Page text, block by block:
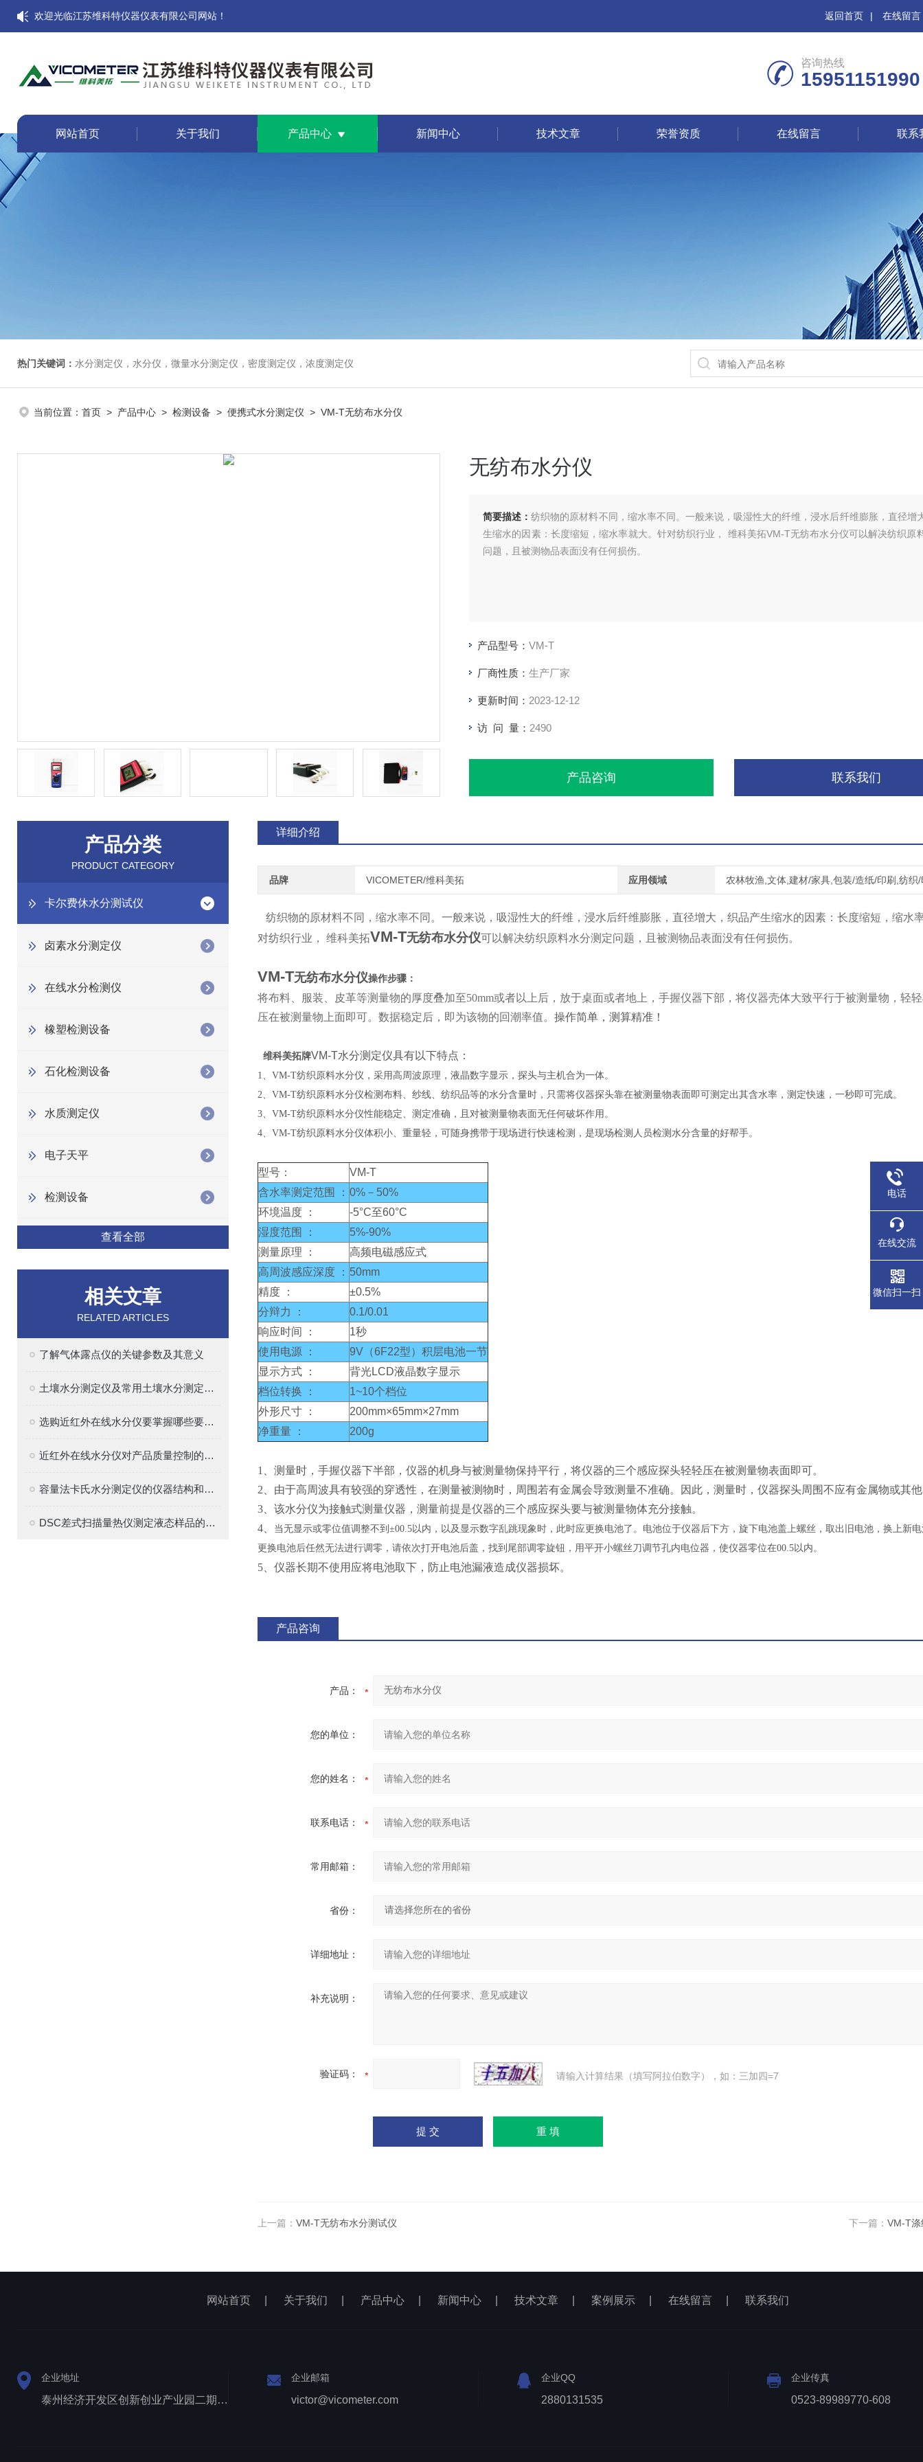
欢迎光临江苏维科特仪器仪表有限公司网站！ 返回首页 | 在线留言
咨询热线
15951151990
网站首页 关于我们 产品中心 新闻中心 技术文章 荣誉资质 在线留言 联系
热门关键词： 水分测定仪，水分仪，微量水分测定仪，密度测定仪，浓度测定仪
当前位置： 首页 > 产品中心 > 检测设备 > 便携式水分测定仪 > VM-T无纺布水分仪
无纺布水分仪
简要描述：纺织物的原材料不同，缩水率不同。一般来说，吸湿性大的纤维，浸水后纤维膨胀，直径增
生缩水的因素：长度缩短，缩水率就大。针对纺织行业， 维科美拓VM-T无纺布水分仪​​可以解决纺织原
问题，且被测物品表面没有任何损伤。
产品型号： VM-T
厂商性质： 生产厂家
更新时间： 2023-12-12
访 问 量： 2490
产品咨询 联系我们
产品分类
PRODUCT CATEGORY
卡尔费休水分测试仪
卤素水分测定仪
在线水分检测仪
橡塑检测设备
石化检测设备
水质测定仪
电子天平
检测设备
查看全部
相关文章
RELATED ARTICLES
了解气体露点仪的关键参数及其意义
土壤水分测定仪及常用土壤水分测定方法介绍
选购近红外在线水分仪要掌握哪些要点？
近红外在线水分仪对产品质量控制的意义？
容量法卡氏水分测定仪的仪器结构和原理解析
DSC差式扫描量热仪测定液态样品的热性能
详细介绍
品牌 VICOMETER/维科美拓 应用领域 农林牧渔,文体,建材/家具,包装/造纸/印刷,纺织/
纺织物的原材料不同，缩水率不同。一般来说，吸湿性大的纤维，浸水后纤维膨胀，直径增大，织品产生缩水的因素：长度缩短，缩水
对纺织行业， 维科美拓VM-T无纺布水分仪可以解决纺织原料水分测定问题，且被测物品表面没有任何损伤。
VM-T无纺布水分仪操作步骤：
将布料、服装、皮革等测量物的厚度叠加至50mm或者以上后，放于桌面或者地上，手握仪器下部，将仪器壳体大致平行于被测量物，轻
压在被测量物上面即可。数据稳定后，即为该物的回潮率值。 操作简单，测算精准！
维科美拓牌VM-T水分测定仪具有以下特点：
1、VM-T纺织原料水分仪，采用高周波原理，液晶数字显示，探头与主机合为一体。
2、VM-T纺织原料水分仪检测布料、纱线、纺织品等的水分含量时，只需将仪器探头靠在被测量物表面即可测定出其含水率，测定快速，一秒即可完成。
3、VM-T纺织原料水分仪性能稳定、测定准确，且对被测量物表面无任何破坏作用。
4、VM-T纺织原料水分仪体积小、重量轻，可随身携带于现场进行快速检测，是现场检测人员检测水分含量的好帮手。
型号：
VM-T
含水率测定范围 ： 0%－50%
环境温度 ：
-5°C至60°C
湿度范围 ：
5%-90%
测量原理 ：
高频电磁感应式
高周波感应深度 ： 50mm
精度 ：
±0.5%
分辩力 ：
0.1/0.01
响应时间 ：
1秒
使用电源 ：
9V（6F22型）积层电池一节
显示方式 ：
背光LCD液晶数字显示
档位转换 ：
1~10个档位
外形尺寸 ：
200mm×65mm×27mm
净重量 ：
200g
1、 测量时，手握仪器下半部，仪器的机身与被测量物保持平行，将仪器的三个感应探头轻轻压在被测量物表面即可。
2、 由于高周波具有较强的穿透性，在测量被测物时，周围若有金属会导致测量不准确。因此，测量时，仪器探头周围不应有金属物或其
3、 该水分仪为接触式测量仪器，测量前提是仪器的三个感应探头要与被测量物体充分接触。
4、
当无显示或零位值调整不到±00.5以内，以及显示数字乱跳现象时，此时应更换电池了。电池位于仪器后下方，旋下电池盖上螺丝，取出旧电池，换上新
更换电池后任然无法进行调零，请依次打开电池后盖，找到尾部调零旋钮， 用平开小螺丝刀调节孔内电位器，使仪器零位在00.5以内。
5、仪器长期不使用应将电池取下，防止电池漏液造成仪器损坏。
产品咨询
产品：
您的单位：
您的姓名：
联系电话：
常用邮箱：
省份：
详细地址：
补充说明：
验证码： 请输入计算结果（填写阿拉伯数字），如：三加四=7
上一篇： VM-T无纺布水分测试仪 下一篇： VM-T涤
网站首页 关于我们 产品中心 新闻中心 技术文章 案例展示 在线留言 联系我们
企业地址
泰州经济开发区创新创业产业园二期1号厂房西侧三层
企业邮箱
victor@vicometer.com
企业QQ
2880131535
企业传真
0523-89989770-608
电话
在线交流
微信扫一扫